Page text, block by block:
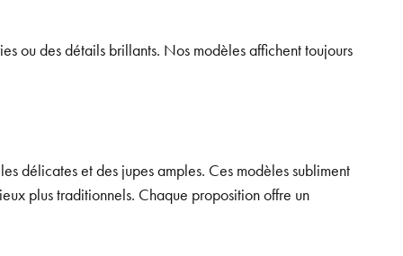
ou des détails brillants. Nos modèles affichent toujours
délicates et des jupes amples. Ces modèles subliment
plus traditionnels. Chaque proposition offre un